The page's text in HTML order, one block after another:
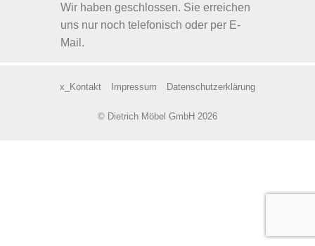
Wir haben geschlossen. Sie erreichen
uns nur noch telefonisch oder per E-
Mail.
x_Kontakt Impressum Datenschutzerklärung
© Dietrich Möbel GmbH 2026